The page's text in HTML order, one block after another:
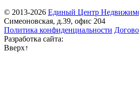
© 2013-2026 Единый Центр
Симеоновская, д.39, офис 204
Политика конфиденциальности
Разработка сайта:
Вверх↑